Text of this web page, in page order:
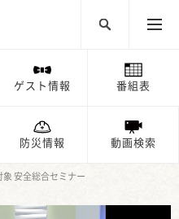
ゲスト情報 番組表
防災情報 動画検索
象 安全総合セミナー